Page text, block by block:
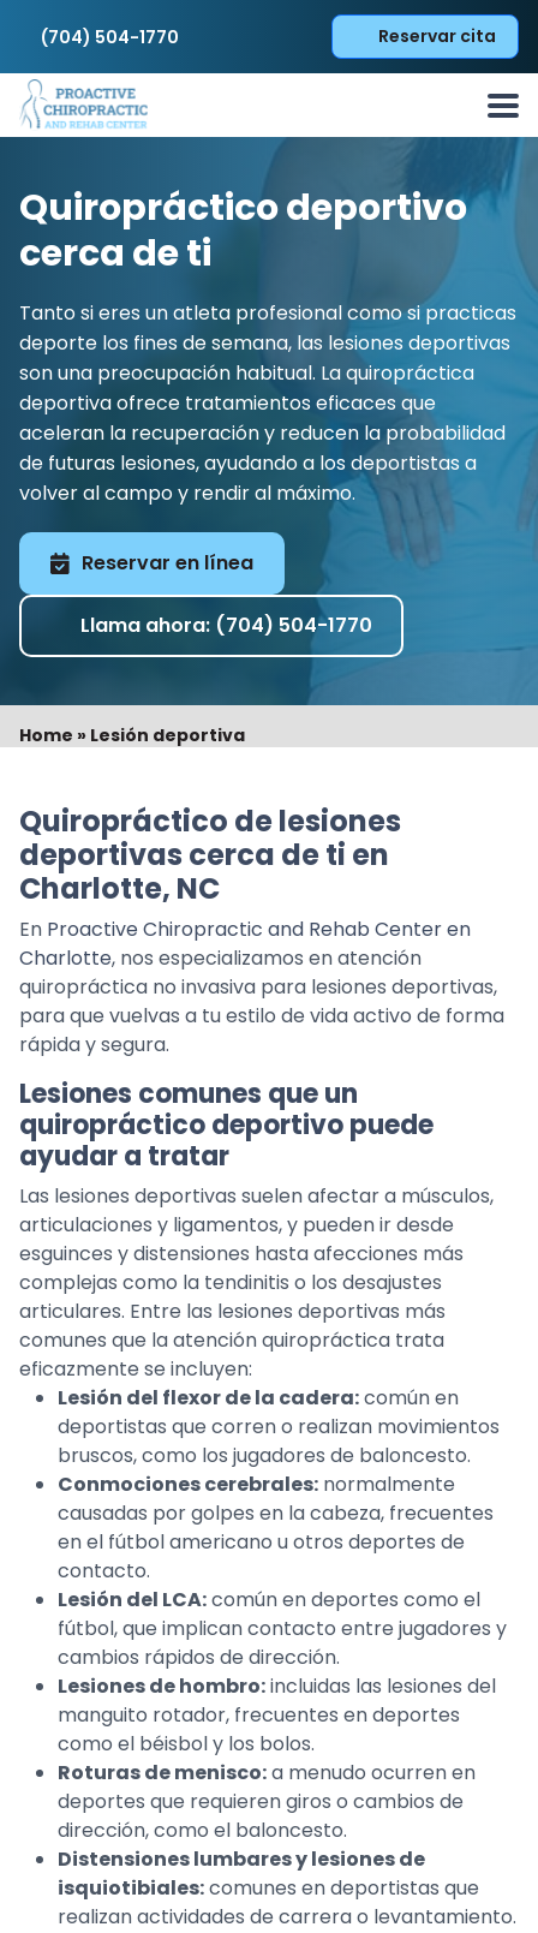
(704) 504-1770 Reservar cita
Quiropráctico deportivo
cerca de ti
Tanto si eres un atleta profesional como si practicas
deporte los fines de semana, las lesiones deportivas
son una preocupación habitual. La quiropráctica
deportiva ofrece tratamientos eficaces que
aceleran la recuperación y reducen la probabilidad
de futuras lesiones, ayudando a los deportistas a
volver al campo y rendir al máximo.
Reservar en línea
Llama ahora: (704) 504-1770
Home » Lesión deportiva
Quiropráctico de lesiones
deportivas cerca de ti en
Charlotte, NC
En Proactive Chiropractic and Rehab Center en
Charlotte, nos especializamos en atención
quiropráctica no invasiva para lesiones deportivas,
para que vuelvas a tu estilo de vida activo de forma
rápida y segura.
Lesiones comunes que un
quiropráctico deportivo puede
ayudar a tratar
Las lesiones deportivas suelen afectar a músculos,
articulaciones y ligamentos, y pueden ir desde
esguinces y distensiones hasta afecciones más
complejas como la tendinitis o los desajustes
articulares. Entre las lesiones deportivas más
comunes que la atención quiropráctica trata
eficazmente se incluyen:
Lesión del flexor de la cadera:común en
deportistas que corren o realizan movimientos
bruscos, como los jugadores de baloncesto.
Conmociones cerebrales: normalmente
causadas por golpes en la cabeza, frecuentes
en el fútbol americano u otros deportes de
contacto.
Lesión del LCA:común en deportes como el
fútbol, que implican contacto entre jugadores y
cambios rápidos de dirección.
Lesiones de hombro:incluidas las lesiones del
manguito rotador, frecuentes en deportes
como el béisbol y los bolos.
Roturas de menisco:a menudo ocurren en
deportes que requieren giros o cambios de
dirección, como el baloncesto.
Distensiones lumbares y lesiones de
isquiotibiales:comunes en deportistas que
realizan actividades de carrera o levantamiento.